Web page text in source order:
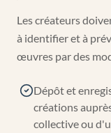
Les créateurs
à identifier et à
œuvres par des
Dépôt et
créations
collective ou